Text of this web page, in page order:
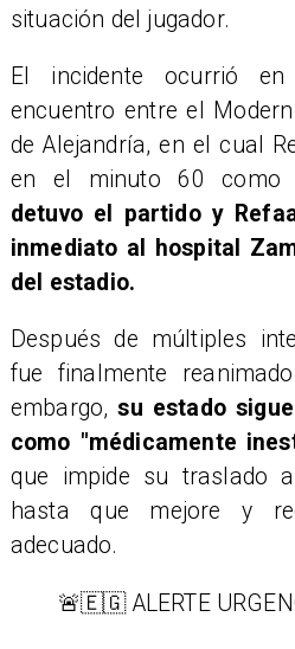
situación del jugador.
El incidente ocurrió
encuentro entre el
de Alejandría, en el cual
en el minuto 60 como
detuvo el partido y
inmediato al hospital
del estadio.
Después de múltiples
fue finalmente
embargo,su estado
como "médicamente
que impide su traslado
hasta que mejore y
adecuado.
🚨🇪🇬 ALERTE